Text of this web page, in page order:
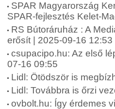
SPAR Magyarország
SPAR-fejlesztés Kelet-
RS Bútoráruház : A
erősít | 2025-09-16 12:53
csupacipo.hu: Az első
07-16 09:55
Lidl: Ötödször is
Lidl: Továbbra is őrzi
ovbolt.hu: Így érdemes